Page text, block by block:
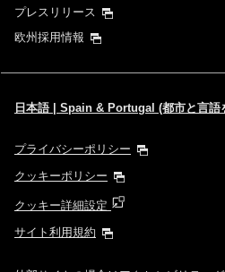
プレスリリース
欧州採用情報
日本語 | Spain & Portugal (都市と言語
プライバシーポリシー
クッキーポリシー
クッキー詳細設定
サイト利用規約